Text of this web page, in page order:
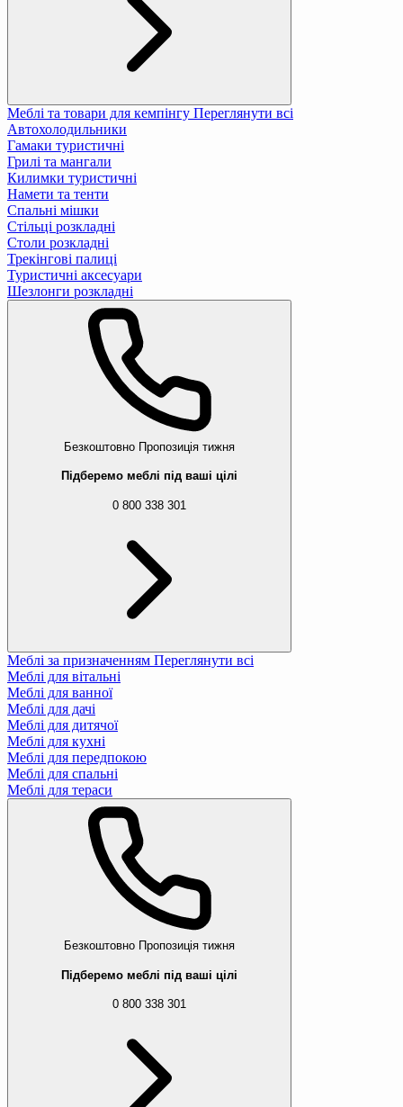
Меблі та товари для кемпінгу Переглянути всі
Автохолодильники
Гамаки туристичні
Грилі та мангали
Килимки туристичні
Намети та тенти
Спальні мішки
Стільці розкладні
Столи розкладні
Трекінгові палиці
Туристичні аксесуари
Шезлонги розкладні
Безкоштовно Пропозиція тижня
Підберемо меблі під ваші цілі
0 800 338 301
Меблі за призначенням Переглянути всі
Меблі для вітальні
Меблі для ванної
Меблі для дачі
Меблі для дитячої
Меблі для кухні
Меблі для передпокою
Меблі для спальні
Меблі для тераси
Безкоштовно Пропозиція тижня
Підберемо меблі під ваші цілі
0 800 338 301